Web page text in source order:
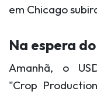
em Chicago
Na espera
Amanhã, o
"Crop